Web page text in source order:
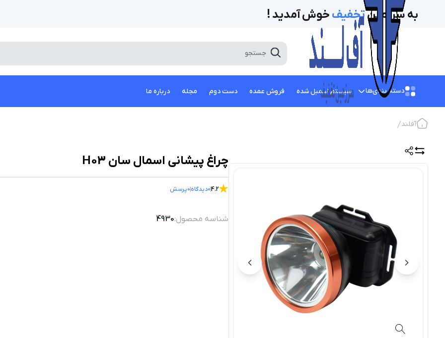
به سرزمینتخفیف‌ خوش آمدید !
دسته بندی‌ها سیستم اسمبل شده فروش عمده دست دوم مجله درباره ما
آفلند
چراغ پیشانی اسمال سان H03
4.2
0دیدگاه0پرسش
شناسه محصول:4930